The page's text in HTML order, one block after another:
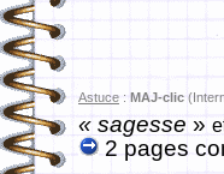
Astuce : MAJ-clic
« sagesse »
2 pages